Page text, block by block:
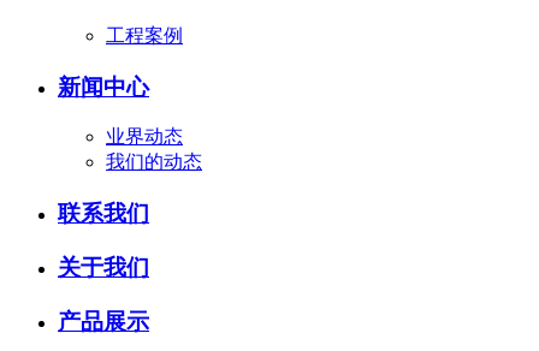
工程案例
新闻中心
业界动态
我们的动态
联系我们
关于我们
产品展示